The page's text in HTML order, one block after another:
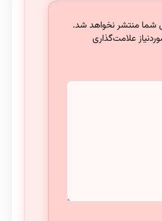
منتشر نخواهد شد.
علامت‌گذاری